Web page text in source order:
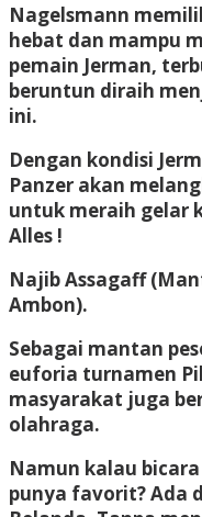
Nagelsmann
hebat dan mampu
pemain Jerman,
beruntun diraih
ini.
Dengan kondisi
Panzer akan
untuk meraih gelar
Alles !
Najib Assagaff
Ambon).
Sebagai mantan
euforia turnamen
masyarakat juga
olahraga.
Namun kalau
punya favorit? Ada